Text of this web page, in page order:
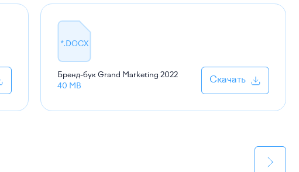
*.DOCX
Бренд-бук Grand Marketing 2022
40 MB
Скачать